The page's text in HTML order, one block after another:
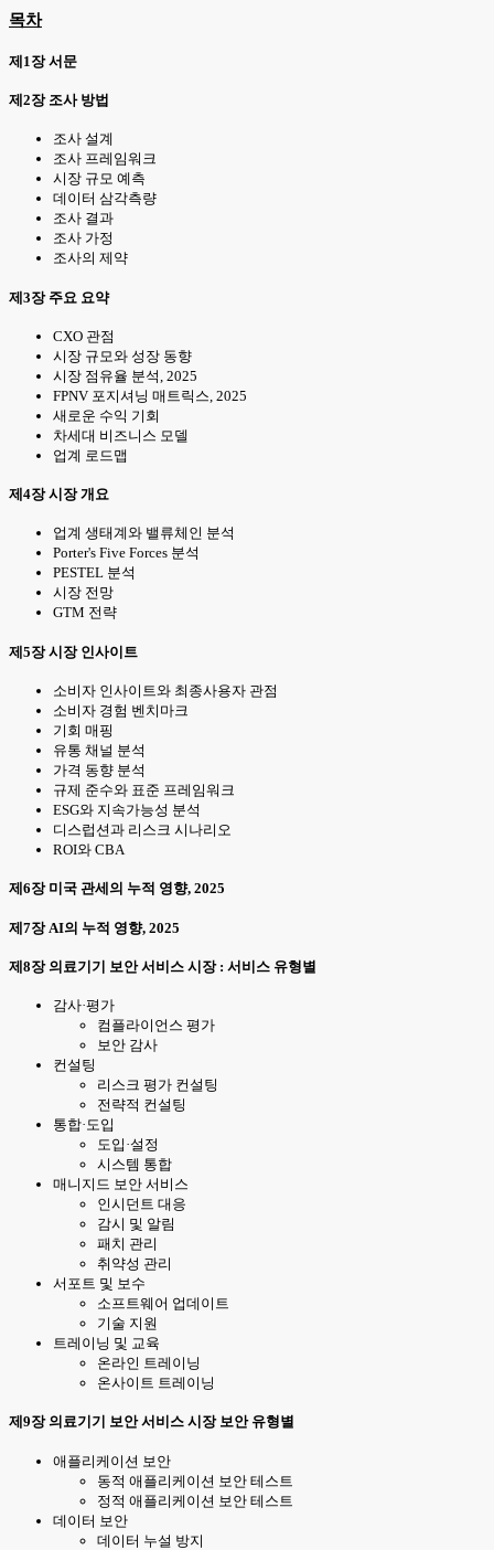
목차
제1장 서문
제2장 조사 방법
조사 설계
조사 프레임워크
시장 규모 예측
데이터 삼각측량
조사 결과
조사 가정
조사의 제약
제3장 주요 요약
CXO 관점
시장 규모와 성장 동향
시장 점유율 분석, 2025
FPNV 포지셔닝 매트릭스, 2025
새로운 수익 기회
차세대 비즈니스 모델
업계 로드맵
제4장 시장 개요
업계 생태계와 밸류체인 분석
Porter's Five Forces 분석
PESTEL 분석
시장 전망
GTM 전략
제5장 시장 인사이트
소비자 인사이트와 최종사용자 관점
소비자 경험 벤치마크
기회 매핑
유통 채널 분석
가격 동향 분석
규제 준수와 표준 프레임워크
ESG와 지속가능성 분석
디스럽션과 리스크 시나리오
ROI와 CBA
제6장 미국 관세의 누적 영향, 2025
제7장 AI의 누적 영향, 2025
제8장 의료기기 보안 서비스 시장 : 서비스 유형별
감사·평가
컴플라이언스 평가
보안 감사
컨설팅
리스크 평가 컨설팅
전략적 컨설팅
통합·도입
도입·설정
시스템 통합
매니지드 보안 서비스
인시던트 대응
감시 및 알림
패치 관리
취약성 관리
서포트 및 보수
소프트웨어 업데이트
기술 지원
트레이닝 및 교육
온라인 트레이닝
온사이트 트레이닝
제9장 의료기기 보안 서비스 시장 보안 유형별
애플리케이션 보안
동적 애플리케이션 보안 테스트
정적 애플리케이션 보안 테스트
데이터 보안
데이터 누설 방지